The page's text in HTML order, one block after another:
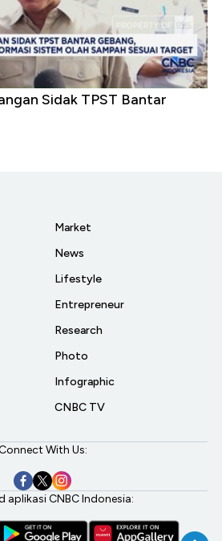
Sidak TPST Bantar
Market
News
Lifestyle
Entrepreneur
Research
Photo
Infographic
CNBC TV
With Us:
aplikasi CNBC Indonesia: